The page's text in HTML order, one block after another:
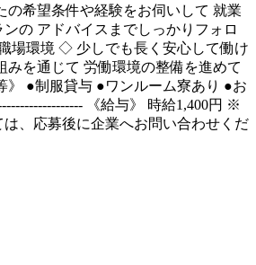
の希望条件や経験をお伺いして 就業
の アドバイスまでしっかりフォロ
場環境 ◇ 少しでも長く安心して働け
みを通じて 労働環境の整備を進めて
》 ●制服貸与 ●ワンルーム寮あり ●お
《給与》 時給1,400円 ※
、応募後に企業へお問い合わせくだ